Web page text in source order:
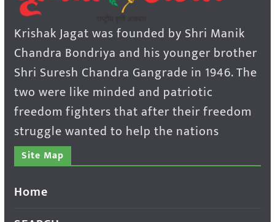
Krishak Jagat was founded by Shri Manik
Chandra Bondriya and his younger brother
Shri Suresh Chandra Gangrade in 1946. The
two were like minded and patriotic
freedom fighters that after their freedom
struggle wanted to help the nations
Site Map
Home